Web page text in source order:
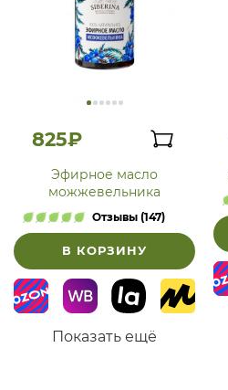
825₽
Эфирное масло
можжевельника
Отзывы (147)
В КОРЗИНУ
Показать ещё